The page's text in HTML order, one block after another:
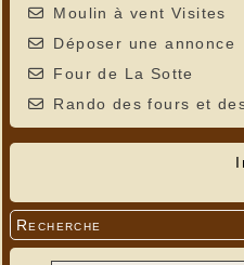
Moulin à vent Visites
Déposer une annonce
Four de La Sotte
Rando des fours et
Recherche